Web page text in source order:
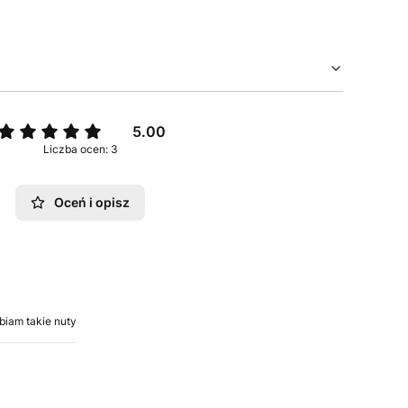
5.00
Liczba ocen: 3
Oceń i opisz
takie nuty